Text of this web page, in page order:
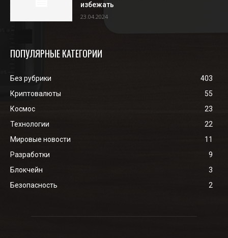
избежать
23.04.2024
ПОПУЛЯРНЫЕ КАТЕГОРИИ
Без рубрики
403
Криптовалюты
55
Космос
23
Технологии
22
Мировые новости
11
Разработки
9
Блокчейн
3
Безопасность
2